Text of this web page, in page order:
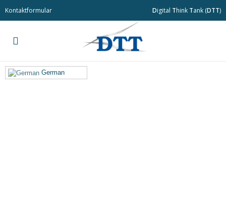
Kontaktformular Digital Think Tank (DTT)
German